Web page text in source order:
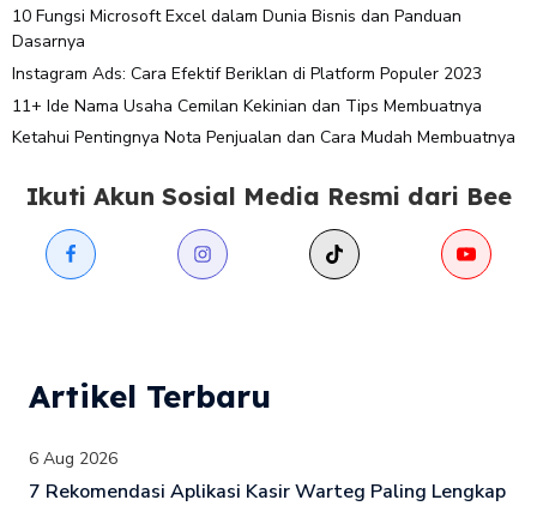
10 Fungsi Microsoft Excel dalam Dunia Bisnis dan Panduan
Dasarnya
Instagram Ads: Cara Efektif Beriklan di Platform Populer 2023
11+ Ide Nama Usaha Cemilan Kekinian dan Tips Membuatnya
Ketahui Pentingnya Nota Penjualan dan Cara Mudah Membuatnya
Ikuti Akun Sosial Media Resmi dari Bee
Artikel Terbaru
6 Aug 2026
7 Rekomendasi Aplikasi Kasir Warteg Paling Lengkap